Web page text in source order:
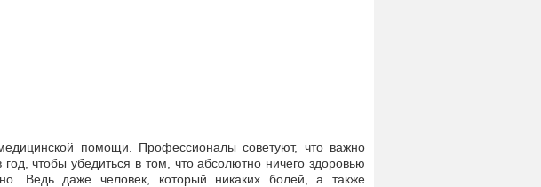
помощи. Профессионалы советуют, что важно
чтобы убедиться в том, что абсолютно ничего здоровью
Ведь даже человек, который никаких болей, а также